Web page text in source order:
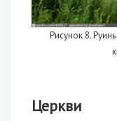
Рисунок 8.
Церкви